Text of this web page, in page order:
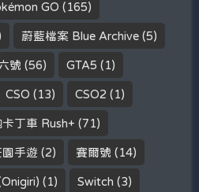
GO (165)
蔚藍檔案 Blue Archive (5)
號 (56) GTA5 (1)
CSO (13) CSO2 (1)
卡丁車 Rush+ (71)
手遊 (2) 賽爾號 (14)
(1) Switch (3)